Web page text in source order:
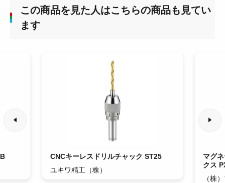
この商品を見た人はこちらの商品も見てい
ます
CNCキーレスドリルチャック ST25
ユキワ精工（株）
マグ
クス
（株